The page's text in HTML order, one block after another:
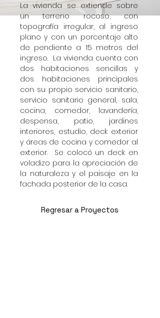
La vivienda se extiende sobre
un terreno rocoso, con
topografía irregular, al ingreso
plano y con un porcentaje alto
de pendiente a 15 metros del
ingreso. La vivienda cuenta con
dos habitaciones sencillas y
dos habitaciones principales
con su propio servicio sanitario,
servicio sanitario general, sala,
cocina, comedor, lavandería,
despensa, patio, jardines
interiores, estudio, deck exterior
y áreas de cocina y comedor al
exterior. Se colocó un deck en
voladizo para la apreciación de
la naturaleza y el paisaje en la
fachada posterior de la casa.
Regresar a Proyectos